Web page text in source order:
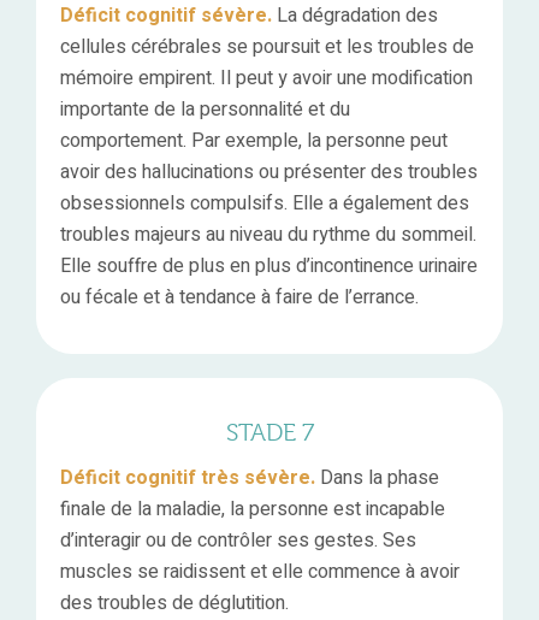
Déficit cognitif sévère. La dégradation des
cellules cérébrales se poursuit et les troubles de
mémoire empirent. Il peut y avoir une modification
importante de la personnalité et du
comportement. Par exemple, la personne peut
avoir des hallucinations ou présenter des troubles
obsessionnels compulsifs. Elle a également des
troubles majeurs au niveau du rythme du sommeil.
Elle souffre de plus en plus d’incontinence urinaire
ou fécale et à tendance à faire de l’errance.
STADE 7
Déficit cognitif très sévère. Dans la phase
finale de la maladie, la personne est incapable
d’interagir ou de contrôler ses gestes. Ses
muscles se raidissent et elle commence à avoir
des troubles de déglutition.